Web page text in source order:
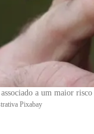
a um maior
Pixabay